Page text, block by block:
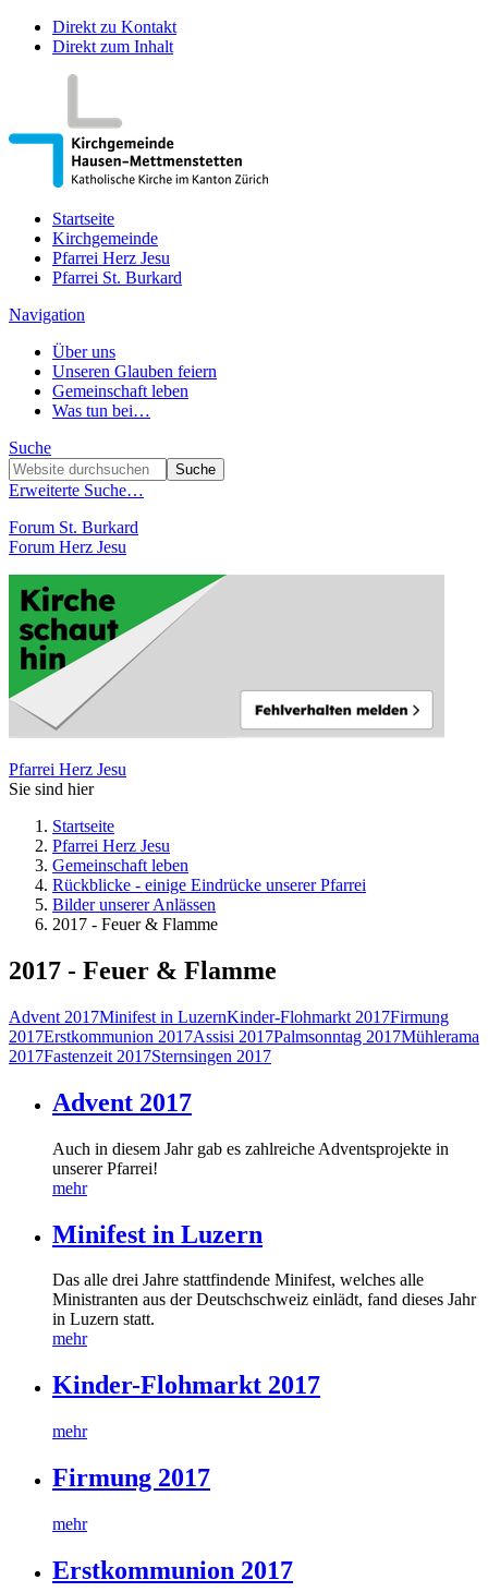
Direkt zu Kontakt
Direkt zum Inhalt
Startseite
Kirchgemeinde
Pfarrei Herz Jesu
Pfarrei St. Burkard
Navigation
Über uns
Unseren Glauben feiern
Gemeinschaft leben
Was tun bei…
Suche
Erweiterte Suche…
Forum St. Burkard
Forum Herz Jesu
Pfarrei Herz Jesu
Sie sind hier
Startseite
Pfarrei Herz Jesu
Gemeinschaft leben
Rückblicke - einige Eindrücke unserer Pfarrei
Bilder unserer Anlässen
2017 - Feuer & Flamme
2017 - Feuer & Flamme
Advent 2017Minifest in LuzernKinder-Flohmarkt 2017Firmung
2017Erstkommunion 2017Assisi 2017Palmsonntag 2017Mühlerama
2017Fastenzeit 2017Sternsingen 2017
Advent 2017
Auch in diesem Jahr gab es zahlreiche Adventsprojekte in
unserer Pfarrei!
mehr
Minifest in Luzern
Das alle drei Jahre stattfindende Minifest, welches alle
Ministranten aus der Deutschschweiz einlädt, fand dieses Jahr
in Luzern statt.
mehr
Kinder-Flohmarkt 2017
mehr
Firmung 2017
mehr
Erstkommunion 2017